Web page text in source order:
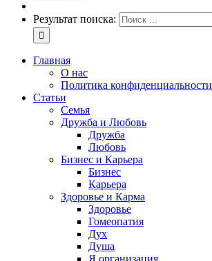
Результат поиска:
Главная
О нас
Политика конфиденциальности
Статьи
Семья
Дружба и Любовь
Дружба
Любовь
Бизнес и Карьера
Бизнес
Карьера
Здоровье и Карма
Здоровье
Гомеопатия
Дух
Душа
Я организация